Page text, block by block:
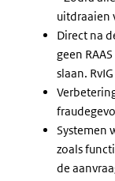
uitdraaien
Direct na
geen
slaan.
Systemen
zoals
de